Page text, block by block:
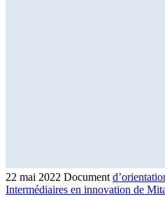
22 mai 2022 Document
Intermédiaires en innovation de